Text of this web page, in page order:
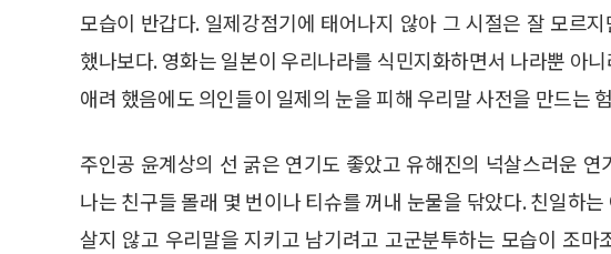
모습이 반갑다. 일제강점기에 태어나지 않아 그 시절은 잘 모르
했나보다. 영화는 일본이 우리나라를 식민지화하면서 나라뿐 아
애려 했음에도 의인들이 일제의 눈을 피해 우리말 사전을 만드는
주인공 윤계상의 선 굵은 연기도 좋았고 유해진의 넉살스러운
나는 친구들 몰래 몇 번이나 티슈를 꺼내 눈물을 닦았다. 친일하
살지 않고 우리말을 지키고 남기려고 고군분투하는 모습이 조